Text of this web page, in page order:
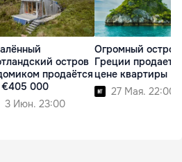
остров
продаётся
€405 000
3 Июн. 23:00
Огромный остров
Греции
цене квартиры
27 Мая. 22:00